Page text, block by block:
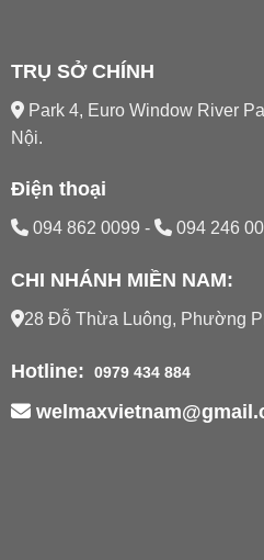
TRỤ SỞ CHÍNH
Park 4, Euro Window River
Nội.
Điện thoại
094 862 0099 - 094 246
CHI NHÁNH MIỀN NAM:
28 Đỗ Thừa Luông, Phường
Hotline: 0979 434 884